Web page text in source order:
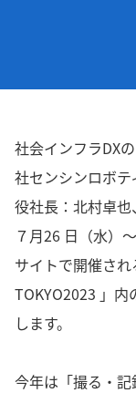
社会インフラDX
社センシンロボ
役社長：北村卓也
７月26 日（水）
サイトで開催さ
TOKYO2023 」内
します。
今年は「撮る・